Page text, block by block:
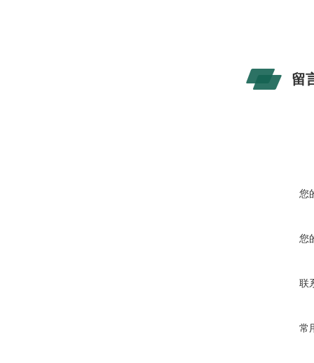
留
您
您
联
常